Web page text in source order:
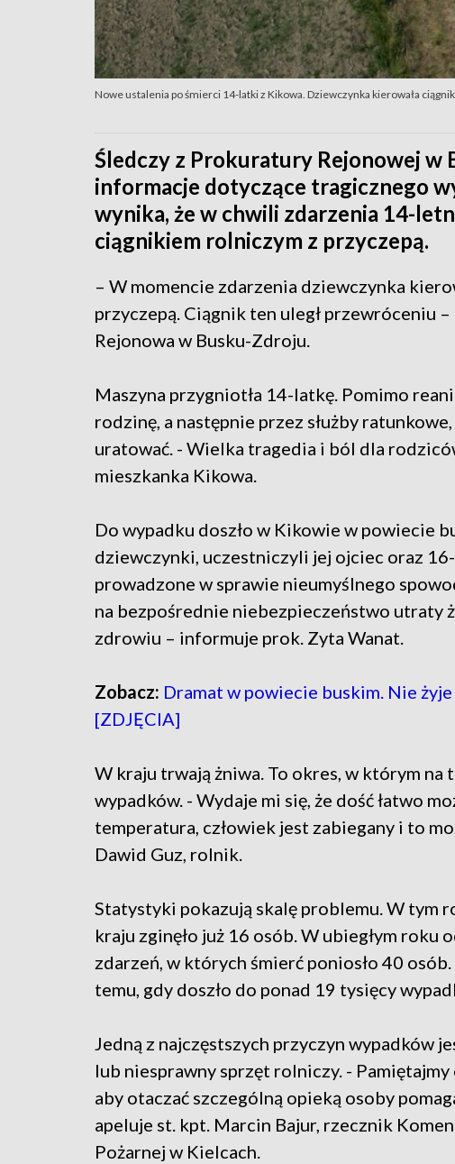
Nowe ustalenia po śmierci 14-latki z Kikowa. Dziewczynka kierowała
Śledczy z Prokuratury Rejonowej w
informacje dotyczące tragicznego
wynika, że w chwili zdarzenia 14-
ciągnikiem rolniczym z przyczepą.
– W momencie zdarzenia dziewczynka
przyczepą. Ciągnik ten uległ przewróceniu
Rejonowa w Busku-Zdroju.
Maszyna przygniotła 14-latkę. Pomimo
rodzinę, a następnie przez służby
uratować. - Wielka tragedia i ból dla
mieszkanka Kikowa.
Do wypadku doszło w Kikowie w powiecie
dziewczynki, uczestniczyli jej ojciec oraz
prowadzone w sprawie nieumyślnego
na bezpośrednie niebezpieczeństwo utraty
zdrowiu – informuje prok. Zyta Wanat.
Zobacz: Dramat w powiecie buskim. Nie
[ZDJĘCIA]
W kraju trwają żniwa. To okres, w którym
wypadków. - Wydaje mi się, że dość łatwo
temperatura, człowiek jest zabiegany i to
Dawid Guz, rolnik.
Statystyki pokazują skalę problemu. W tym
kraju zginęło już 16 osób. W ubiegłym
zdarzeń, w których śmierć poniosło 40
temu, gdy doszło do ponad 19 tysięcy
Jedną z najczęstszych przyczyn wypadków
lub niesprawny sprzęt rolniczy. - Pamiętajmy
aby otaczać szczególną opieką osoby
apeluje st. kpt. Marcin Bajur, rzecznik
Pożarnej w Kielcach.